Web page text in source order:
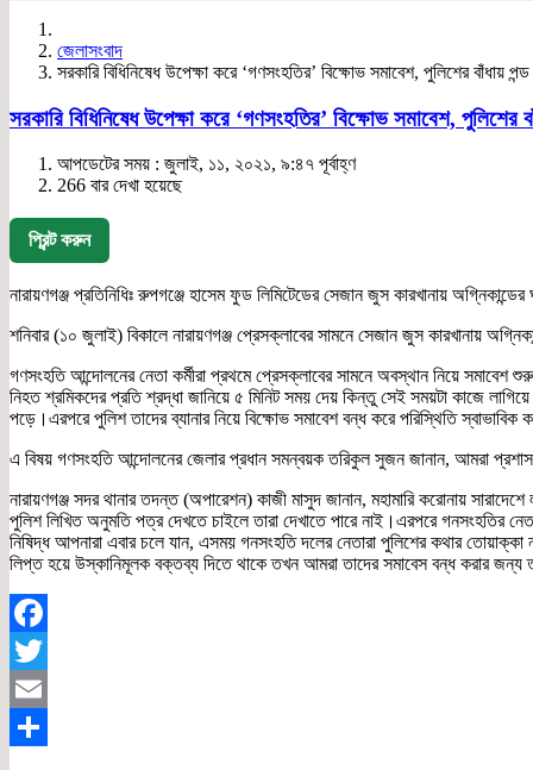
জেলাসংবাদ
সরকারি বিধিনিষেধ উপেক্ষা করে ‘গণসংহতির’ বিক্ষোভ সমাবেশ, পুলিশের বাঁধায় পন্ড
সরকারি বিধিনিষেধ উপেক্ষা করে ‘গণসংহতির’ বিক্ষোভ সমাবেশ, পুলিশের
আপডেটের সময় : জুলাই, ১১, ২০২১, ৯:৪৭ পূর্বাহ্ণ
266 বার দেখা হয়েছে
প্রিন্ট করুন
নারায়ণগঞ্জ প্রতিনিধিঃ রুপগঞ্জে হাসেম ফুড লিমিটেডের সেজান জুস কারখানায় অগ্নিকান্ডের
শনিবার (১০ জুলাই) বিকালে নারায়ণগঞ্জ প্রেসক্লাবের সামনে সেজান জুস কারখানায়
গণসংহতি আন্দোলনের নেতা কর্মীরা প্রথমে প্রেসক্লাবের সামনে অবস্থান নিয়ে
নিহত শ্রমিকদের প্রতি শ্রদ্ধা জানিয়ে ৫ মিনিট সময় দেয় কিন্তু সেই সময়টা কাজে
পড়ে।এরপরে পুলিশ তাদের ব্যানার নিয়ে বিক্ষোভ সমাবেশ বন্ধ করে পরিস্থিতি স্বাভাবিক
এ বিষয় গণসংহতি আন্দোলনের জেলার প্রধান সমন্বয়ক তরিকুল সুজন জানান, আমরা
নারায়ণগঞ্জ সদর থানার তদন্ত (অপারেশন) কাজী মাসুদ জানান, মহামারি করোনায়
পুলিশ লিখিত অনুমতি পত্র দেখতে চাইলে তারা দেখাতে পারে নাই।এরপরে গনসংহতির
নিষিদ্ধ আপনারা এবার চলে যান, এসময় গনসংহতি দলের নেতারা পুলিশের কথার তোয়াক্কা
লিপ্ত হয়ে উস্কানিমূলক বক্তব্য দিতে থাকে তখন আমরা তাদের সমাবেস বন্ধ করার জন্য
Facebook
Twitter
Email